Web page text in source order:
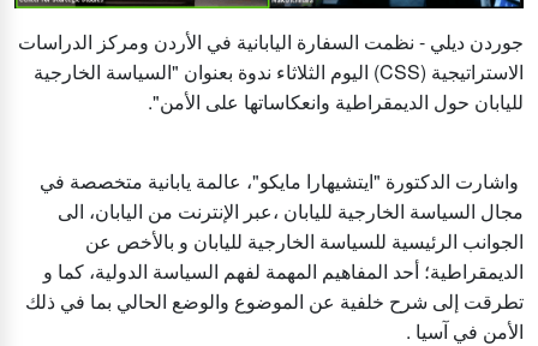
جوردن ديلي - نظمت السفارة اليابانية في الأردن ومركز الدراسات
الاستراتيجية (CSS) اليوم الثلاثاء ندوة بعنوان "السياسة الخارجية
لليابان حول الديمقراطية وانعكاساتها على الأمن".
واشارت الدكتورة "ايتشيهارا مايكو"، عالمة يابانية متخصصة في
مجال السياسة الخارجية لليابان ،عبر الإنترنت من اليابان، الى
الجوانب الرئيسية للسياسة الخارجية لليابان و بالأخص عن
الديمقراطية؛ أحد المفاهيم المهمة لفهم السياسة الدولية، كما و
تطرقت إلى شرح خلفية عن الموضوع والوضع الحالي بما في ذلك
الأمن في آسيا .